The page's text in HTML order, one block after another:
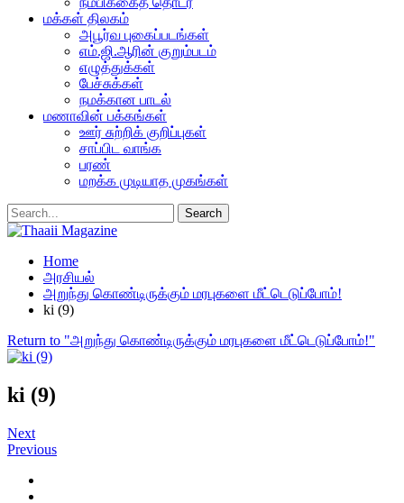
மக்கள் திலகம்
அபூர்வ புகைப்படங்கள்
எம்.ஜி.ஆரின் குறும்படம்
எழுத்துக்கள்
பேச்சுக்கள்
நமக்கான பாடல்
மணாவின் பக்கங்கள்
ஊர் சுற்றிக் குறிப்புகள்
சாப்பிட வாங்க
பரண்
மறக்க முடியாத முகங்கள்
Home
அரசியல்
அறுந்து கொண்டிருக்கும் மரபுகளை மீட்டெடுப்போம்!
ki (9)
Return to "அறுந்து கொண்டிருக்கும் மரபுகளை மீட்டெடுப்போம்!"
ki (9)
Next
Previous